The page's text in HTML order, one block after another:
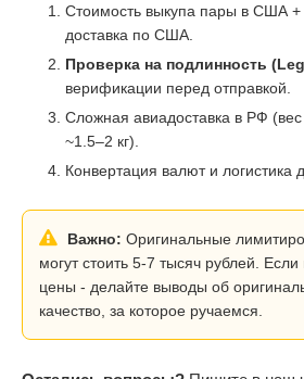
Стоимость выкупа пары в США +
доставка по США.
Проверка на подлинность
верификации перед отправкой.
Сложная авиадоставка в РФ
~1.5–2 кг).
Конвертация валют и логистика
Важно: Оригинальные
могут стоить 5-7 тысяч рублей.
цены - делайте выводы об
качество, за которое ручаемся.